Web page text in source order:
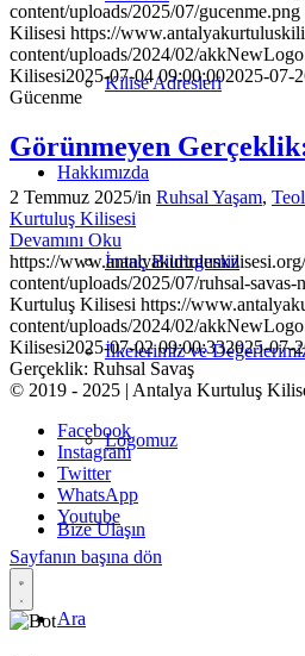
Kilise Adresleri
Hakkımızda
İnanç Bildirgemiz
İlkelerimiz ve
Logomuz
Bize Ulaşın
Ara
content/uploads/2025/07/gucenme.png
Kilisesi https://
content/uploads/2024/02/
Kilisesi2025-07-04 09:00:002025-07-
Gücenme
Görünmeyen
2 Temmuz 2025/in Ruhsal Yaşam,
Kurtuluş Kilisesi
Devamını Oku
https://
content/uploads/2025/07/ruhsal-savas-
Kurtuluş Kilisesi https://
content/uploads/2024/02/
Kilisesi2025-07-02 09:00:332025-07-
Gerçeklik: Ruhsal Savaş
© 2019 - 2025 | Antalya Kurtuluş
Facebook
Instagram
Twitter
WhatsApp
Youtube
Sayfanın başına dön